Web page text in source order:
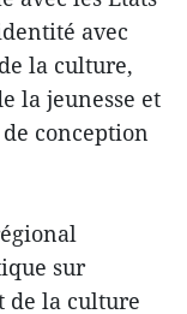
avec
la culture,
la jeunesse et
conception
sur
de la culture